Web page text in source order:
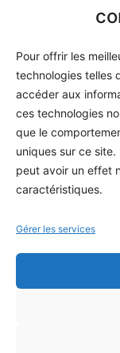
Pour offrir les
technologies telles
accéder aux
ces technologies
que le
uniques sur ce
peut avoir un effet
caractéristiques.
Gérer les services
S'abonner
À propos
Contact / Support
Mes publications
INFORMATIONS
Conditions